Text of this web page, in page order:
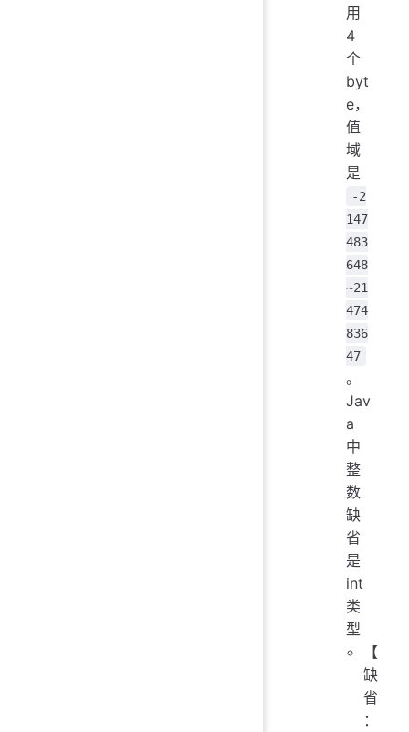
用
4
个
byt
e，
值
域
是
-2
147
483
648
~21
474
836
47
。
Jav
a
中
整
数
缺
省
是
int
类
型
【
缺
省
：